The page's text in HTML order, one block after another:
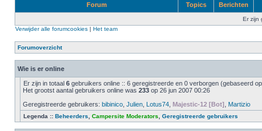
Forum Topics Berichten
Er zijn
Verwijder alle forumcookies | Het team
Forumoverzicht
Wie is er online
Er zijn in totaal 6 gebruikers online :: 6 geregistreerde en 0 verborgen (gebaseerd
Het grootst aantal gebruikers online was 233 op 26 jun 2007 00:26
Geregistreerde gebruikers: bibinico Julien Lotus74 Majestic-12 [Bot] Martizio
Legenda :: Beheerders Campersite Moderators Geregistreerde gebruikers